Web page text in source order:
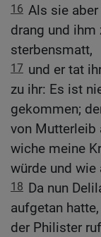
16 Als sie
drang und ihm
sterbensmatt,
17 und er tat
zu ihr: Es ist
gekommen;
von Mutterleib
wiche meine
würde und wie
18 Da nun
aufgetan
der Philister